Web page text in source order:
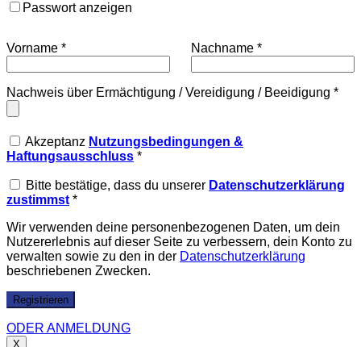
Passwort anzeigen
Vorname * Nachname *
Nachweis über Ermächtigung / Vereidigung / Beeidigung *
Akzeptanz Nutzungsbedingungen &
Haftungsausschluss *
Bitte bestätige, dass du unserer Datenschutzerklärung
zustimmst *
Wir verwenden deine personenbezogenen Daten, um dein
Nutzererlebnis auf dieser Seite zu verbessern, dein Konto zu
verwalten sowie zu den in der Datenschutzerklärung
beschriebenen Zwecken.
Registrieren
ODER ANMELDUNG
X